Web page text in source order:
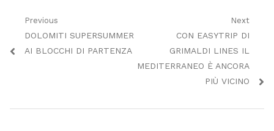
Navigazione
articoli
Previous
Previous
post:
DOLOMITI SUPERSUMMER
AI BLOCCHI DI PARTENZA
Next
Next
post:
CON EASYTRIP DI
GRIMALDI LINES IL
MEDITERRANEO È ANCORA
PIÙ VICINO